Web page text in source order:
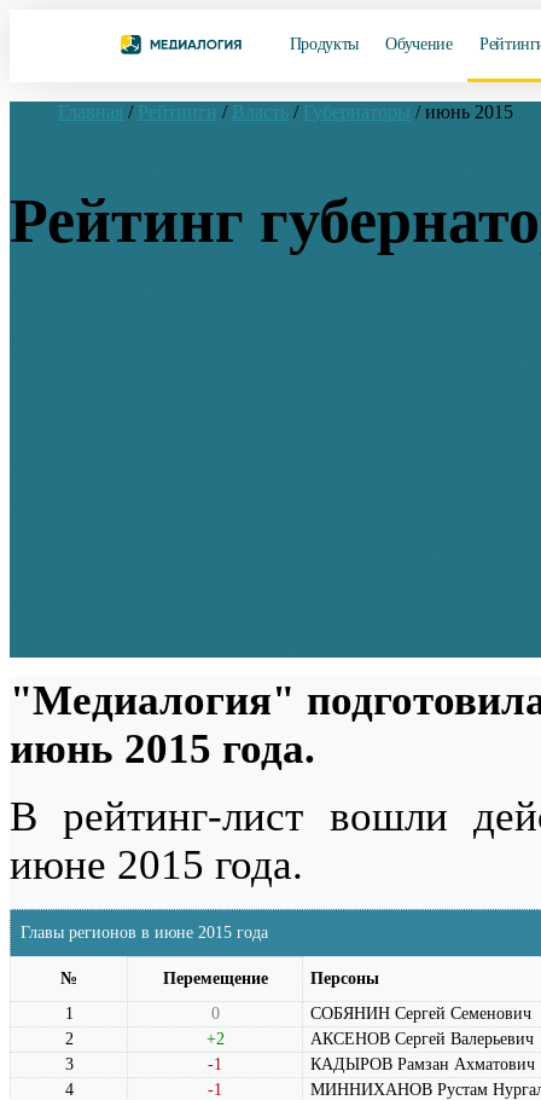
Продукты Обучение
Главная / Рейтинги / Власть / Губернаторы / июнь 2015
Рейтинг
"Медиалогия"
июнь 2015 года.
В рейтинг-лист вошли
июне 2015 года.
Главы регионов в июне 2015 года
№ Перемещение
Персоны
1
0
СОБЯНИН Сергей Семенович
2
+2
АКСЕНОВ Сергей Валерьевич
3
-1
КАДЫРОВ Рамзан Ахматович
4
-1
МИННИХАНОВ Рустам